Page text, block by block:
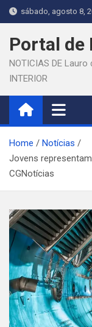
Skip
to
content
sábado, agosto 8,
Portal de
NOTICIAS DE Lauro
INTERIOR
Home
Notícias
Jovens
CGNotícias